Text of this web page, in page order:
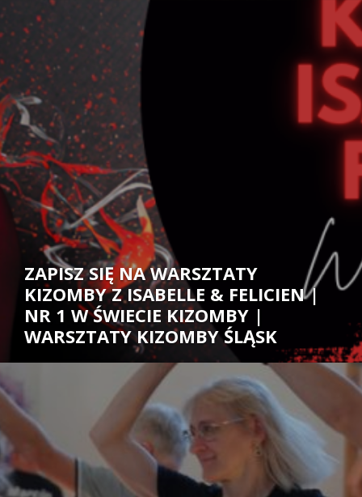
Autor:
ZAPISZ SIĘ NA WARSZTATY
KIZOMBY Z ISABELLE & FELICIEN |
NR 1 W ŚWIECIE KIZOMBY |
WARSZTATY KIZOMBY ŚLĄSK